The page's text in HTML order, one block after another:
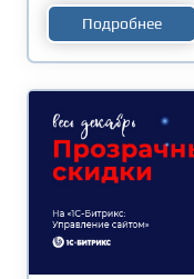
Подробнее